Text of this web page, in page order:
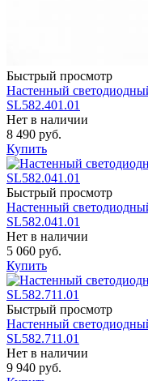
Быстрый просмотр
Настенный
SL582.401.01
Нет в наличии
8 490 руб.
Купить
Быстрый просмотр
Настенный
SL582.041.01
Нет в наличии
5 060 руб.
Купить
Быстрый просмотр
Настенный
SL582.711.01
Нет в наличии
9 940 руб.